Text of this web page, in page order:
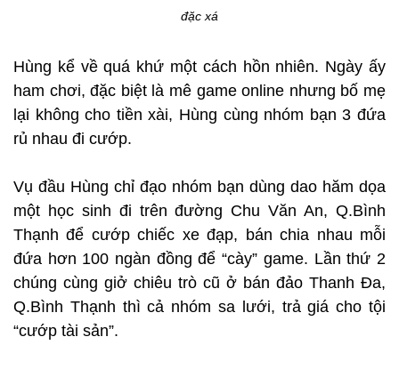
đặc xá
Hùng kể về quá khứ một cách hồn nhiên. Ngày ấy
ham chơi, đặc biệt là mê game online nhưng bố mẹ
lại không cho tiền xài, Hùng cùng nhóm bạn 3 đứa
rủ nhau đi cướp.
Vụ đầu Hùng chỉ đạo nhóm bạn dùng dao hăm dọa
một học sinh đi trên đường Chu Văn An, Q.Bình
Thạnh để cướp chiếc xe đạp, bán chia nhau mỗi
đứa hơn 100 ngàn đồng để “cày” game. Lần thứ 2
chúng cùng giở chiêu trò cũ ở bán đảo Thanh Đa,
Q.Bình Thạnh thì cả nhóm sa lưới, trả giá cho tội
“cướp tài sản”.